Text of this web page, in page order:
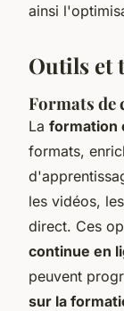
ainsi
Outils et
Formats de
La formation
formats,
les vidéos,
direct. Ces
continue en
peuvent
sur la